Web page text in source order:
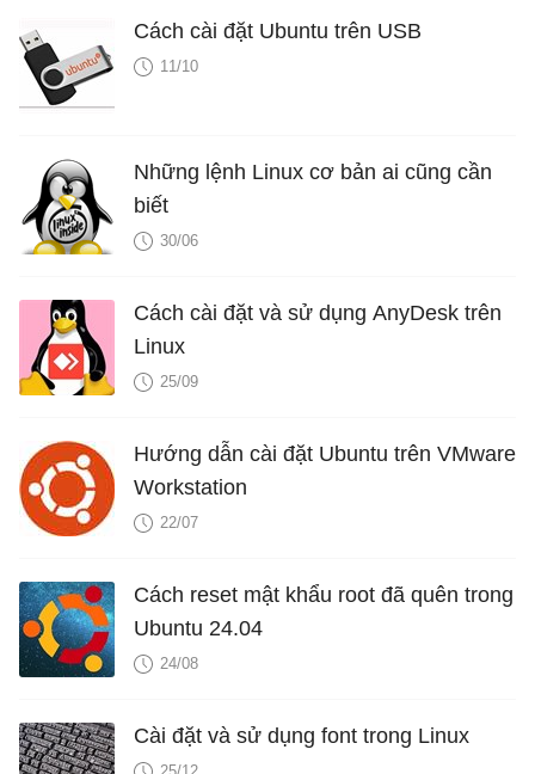
Cách cài đặt Ubuntu trên USB
11/10
Những lệnh Linux cơ bản ai cũng cần
biết
30/06
Cách cài đặt và sử dụng AnyDesk trên
Linux
25/09
Hướng dẫn cài đặt Ubuntu trên VMware
Workstation
22/07
Cách reset mật khẩu root đã quên trong
Ubuntu 24.04
24/08
Cài đặt và sử dụng font trong Linux